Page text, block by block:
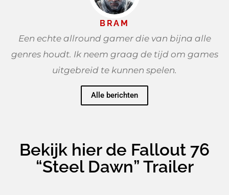
BRAM
Een echte allround gamer die van bijna alle
genres houdt. Ik neem graag de tijd om games
uitgebreid te kunnen spelen.
Alle berichten
Bekijk hier de Fallout 76
“Steel Dawn” Trailer